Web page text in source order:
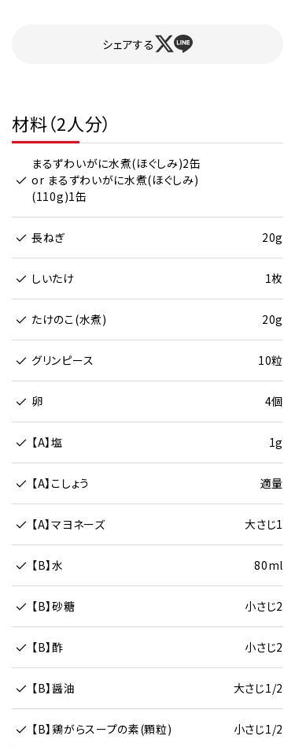
シェアする
材料（2人分）
まるずわいがに水煮(ほぐしみ)2缶
or まるずわいがに水煮(ほぐしみ)
(110g)1缶
長ねぎ 20g
しいたけ 1枚
たけのこ(水煮) 20g
グリンピース 10粒
卵 4個
【A】塩 1g
【A】こしょう 適量
【A】マヨネーズ 大さじ1
【B】水 80ml
【B】砂糖 小さじ2
【B】酢 小さじ2
【B】醤油 大さじ1/2
【B】鶏がらスープの素(顆粒) 小さじ1/2